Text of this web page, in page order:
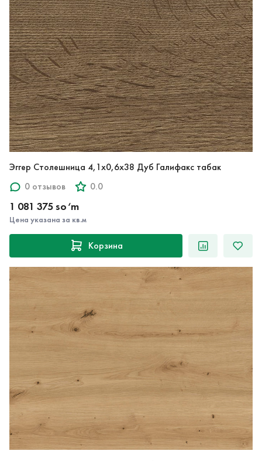
Эггер Столешница 4,1х0,6х38 Дуб Галифакс табак
0 отзывов
0.0
1 081 375 so‘m
Цена указана за кв.м
Эггер Столешница 4,1х0,6х38 Дуб Галифакс натуральный